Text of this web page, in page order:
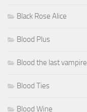
Black Rose Alice
Blood Plus
Blood the last vampire
Blood Ties
Blood Wine